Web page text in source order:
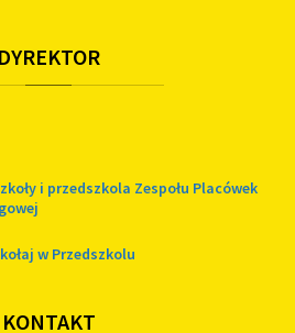
DYREKTOR
i przedszkola Zespołu Placówek
w Przedszkolu
KONTAKT